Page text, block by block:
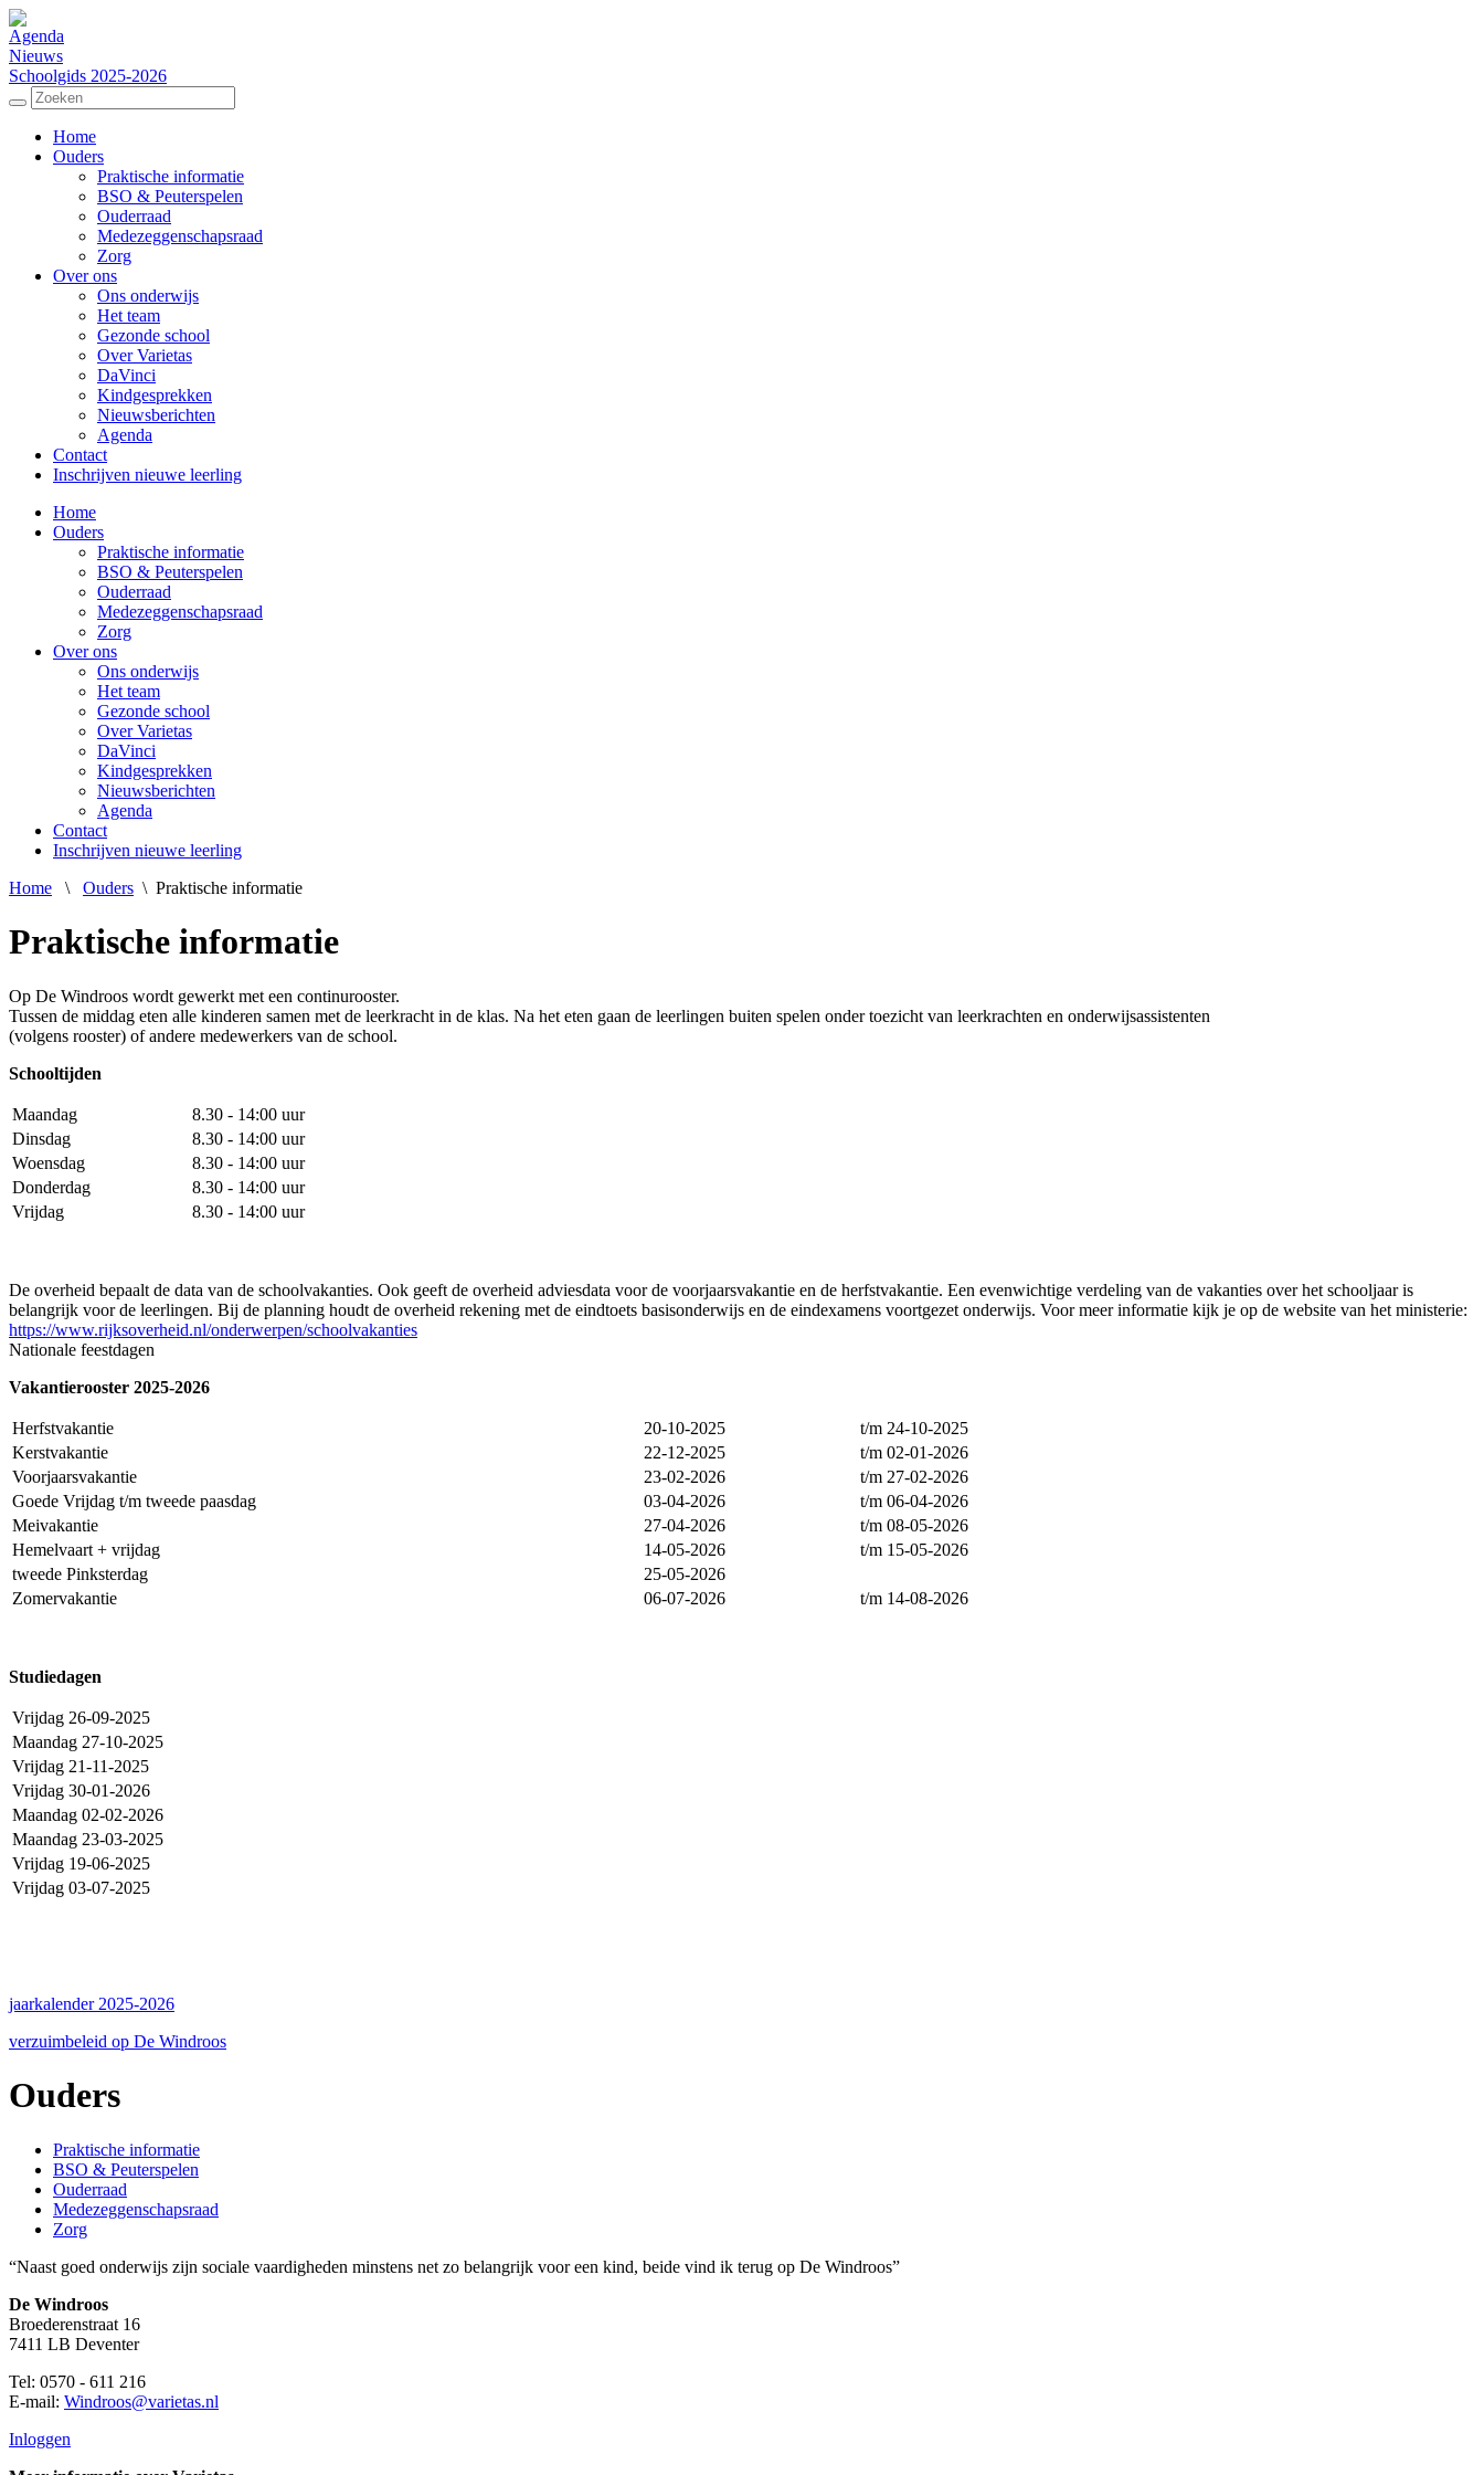
Agenda
Nieuws
Schoolgids 2025-2026
Home
Ouders
Praktische informatie
BSO & Peuterspelen
Ouderraad
Medezeggenschapsraad
Zorg
Over ons
Ons onderwijs
Het team
Gezonde school
Over Varietas
DaVinci
Kindgesprekken
Nieuwsberichten
Agenda
Contact
Inschrijven nieuwe leerling
Home
Ouders
Praktische informatie
BSO & Peuterspelen
Ouderraad
Medezeggenschapsraad
Zorg
Over ons
Ons onderwijs
Het team
Gezonde school
Over Varietas
DaVinci
Kindgesprekken
Nieuwsberichten
Agenda
Contact
Inschrijven nieuwe leerling
Home
\ Ouders \ Praktische informatie
Praktische informatie
Op De Windroos wordt gewerkt met een continurooster.
Tussen de middag eten alle kinderen samen met de leerkracht in de klas. Na het eten gaan de leerlingen buiten spelen onder toezicht van leerkrachten en onderwijsassistenten
(volgens rooster) of andere medewerkers van de school.
Schooltijden
Maandag
8.30 - 14:00 uur
Dinsdag
8.30 - 14:00 uur
Woensdag
8.30 - 14:00 uur
Donderdag
8.30 - 14:00 uur
Vrijdag
8.30 - 14:00 uur
De overheid bepaalt de data van de schoolvakanties. Ook geeft de overheid adviesdata voor de voorjaarsvakantie en de herfstvakantie. Een evenwichtige verdeling van de vakanties over het schooljaar is
belangrijk voor de leerlingen. Bij de planning houdt de overheid rekening met de eindtoets basisonderwijs en de eindexamens voortgezet onderwijs. Voor meer informatie kijk je op de website van het ministerie:
https://www.rijksoverheid.nl/onderwerpen/schoolvakanties
Nationale feestdagen
Vakantierooster 2025-2026
Herfstvakantie 20-10-2025
t/m 24-10-2025
Kerstvakantie
22-12-2025
t/m 02-01-2026
Voorjaarsvakantie
23-02-2026
t/m 27-02-2026
Goede Vrijdag t/m tweede paasdag
03-04-2026
t/m 06-04-2026
Meivakantie
27-04-2026
t/m 08-05-2026
Hemelvaart + vrijdag
14-05-2026
t/m 15-05-2026
tweede Pinksterdag
25-05-2026
Zomervakantie
06-07-2026 t/m 14-08-2026
Studiedagen
Vrijdag 26-09-2025
Maandag 27-10-2025
Vrijdag 21-11-2025
Vrijdag 30-01-2026
Maandag 02-02-2026
Maandag 23-03-2025
Vrijdag 19-06-2025
Vrijdag 03-07-2025
jaarkalender 2025-2026
verzuimbeleid op De Windroos
Ouders
Praktische informatie
BSO & Peuterspelen
Ouderraad
Medezeggenschapsraad
Zorg
“Naast goed onderwijs zijn sociale vaardigheden minstens net zo belangrijk voor een kind, beide vind ik terug op De Windroos”
De Windroos
Broederenstraat 16
7411 LB Deventer
Tel: 0570 - 611 216
E-mail: Windroos@varietas.nl
Inloggen